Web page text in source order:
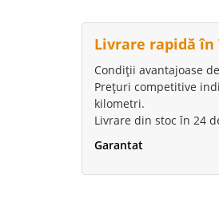
Livrare rapidă în
Condiții avantajoase
Prețuri competitive
kilometri.
Livrare din stoc în 24
Garantat